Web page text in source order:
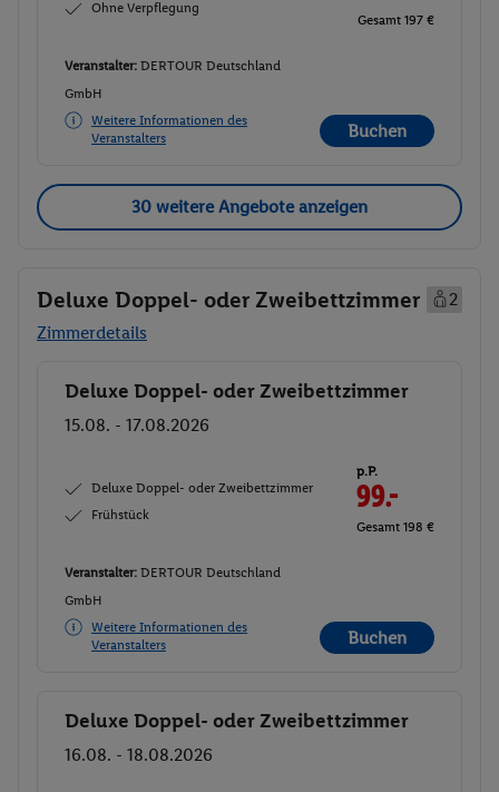
Ohne Verpflegung
Gesamt 197 €
Veranstalter: DERTOUR Deutschland
GmbH
Weitere Informationen des
Veranstalters
Buchen
30 weitere Angebote anzeigen
Deluxe Doppel- oder Zweibettzimmer
2
Zimmerdetails
Buchen
Deluxe Doppel- oder Zweibettzimmer
15.08. - 17.08.2026
Deluxe Doppel- oder Zweibettzimmer
Frühstück
p.P.
99.-
Gesamt 198 €
Veranstalter: DERTOUR Deutschland
GmbH
Weitere Informationen des
Veranstalters
Buchen
Buchen
Deluxe Doppel- oder Zweibettzimmer
16.08. - 18.08.2026